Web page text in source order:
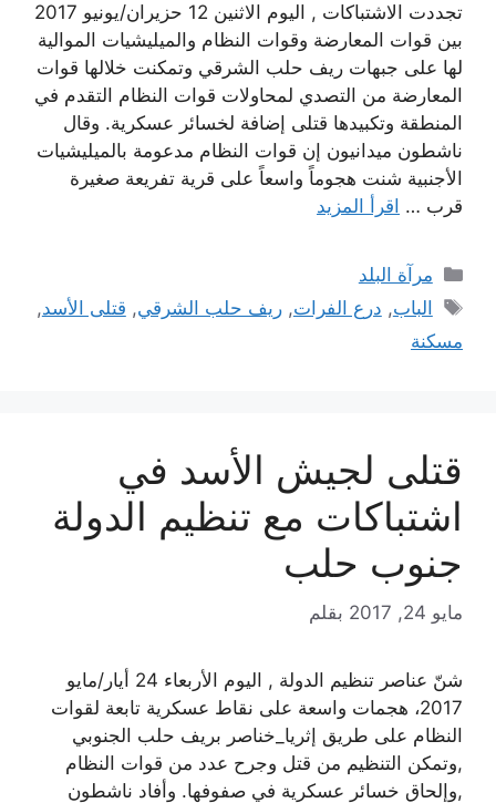
تجددت الاشتباكات , اليوم الاثنين 12 حزيران/يونيو 2017
بين قوات المعارضة وقوات النظام والميليشيات الموالية
لها على جبهات ريف حلب الشرقي وتمكنت خلالها قوات
المعارضة من التصدي لمحاولات قوات النظام التقدم في
المنطقة وتكبيدها قتلى إضافة لخسائر عسكرية. وقال
ناشطون ميدانيون إن قوات النظام مدعومة بالميليشيات
الأجنبية شنت هجوماً واسعاً على قرية تفريعة صغيرة
قرب … اقرأ المزيد
التصنيفات
مرآة البلد
الوسوم
الباب, درع الفرات,ريف حلب الشرقي, قتلى الأسد,
مسكنة
قتلى لجيش الأسد في
اشتباكات مع تنظيم الدولة
جنوب حلب
مايو 24, 2017 بقلم
شنّ عناصر تنظيم الدولة , اليوم الأربعاء 24 أيار/مايو
2017، هجمات واسعة على نقاط عسكرية تابعة لقوات
النظام على طريق إثريا_خناصر بريف حلب الجنوبي
,وتمكن التنظيم من قتل وجرح عدد من قوات النظام
,وإلحاق خسائر عسكرية في صفوفها. وأفاد ناشطون